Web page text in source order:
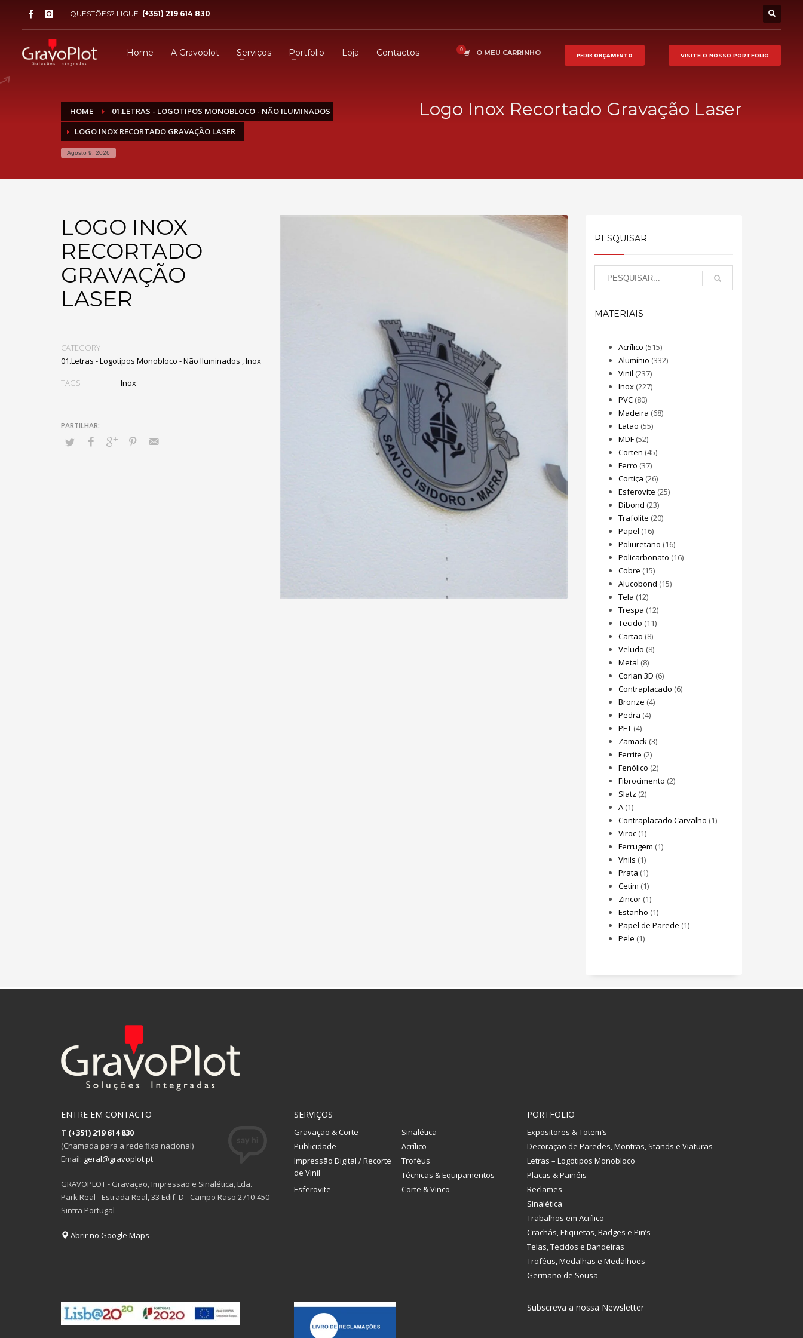
QUESTÕES? LIGUE: (+351) 219 614 830
Home A Gravoplot Serviços Portfolio Loja Contactos O MEU CARRINHO PEDIR ORÇAMENTO VISITE O NOSSO PORTFOLIO
HOME
01.LETRAS - LOGOTIPOS MONOBLOCO - NÃO ILUMINADOS
LOGO INOX RECORTADO GRAVAÇÃO LASER
Agosto 9, 2026
Logo Inox Recortado Gravação Laser
LOGO INOX
RECORTADO
GRAVAÇÃO
LASER
CATEGORY
01.Letras - Logotipos Monobloco - Não Iluminados ,Inox
TAGS Inox
PESQUISAR
MATERIAIS
Acrílico (515)
Alumínio (332)
Vinil (237)
Inox(227)
PVC(80)
Madeira (68)
Latão (55)
MDF(52)
Corten (45)
Ferro (37)
Cortiça (26)
Esferovite (25)
Dibond (23)
Trafolite (20)
Papel (16)
Poliuretano (16)
Policarbonato (16)
Cobre (15)
Alucobond (15)
Tela (12)
Trespa (12)
Tecido (11)
Cartão (8)
Veludo (8)
Metal (8)
Corian 3D (6)
Contraplacado (6)
Bronze (4)
Pedra (4)
PET(4)
Zamack(3)
Ferrite (2)
Fenólico (2)
Fibrocimento (2)
Slatz (2)
A(1)
Contraplacado Carvalho (1)
Viroc(1)
Ferrugem (1)
Vhils (1)
Prata (1)
Cetim (1)
Zincor(1)
Estanho (1)
Papel de Parede (1)
Pele (1)
ENTRE EM CONTACTO
T (+351) 219 614 830
(Chamada para a rede fixa nacional)
Email: geral@gravoplot.pt
GRAVOPLOT - Gravação, Impressão e Sinalética, Lda.
Park Real - Estrada Real, 33 Edif. D - Campo Raso 2710-450
Sintra Portugal
Abrir no Google Maps
SERVIÇOS
Gravação & Corte
Sinalética
Publicidade
Acrílico
Impressão Digital / Recorte
de Vinil
Troféus
Técnicas & Equipamentos
Esferovite
Corte & Vinco
PORTFOLIO
Expositores & Totem’s
Decoração de Paredes, Montras, Stands e Viaturas
Letras – Logotipos Monobloco
Placas & Painéis
Reclames
Sinalética
Trabalhos em Acrílico
Crachás, Etiquetas, Badges e Pin’s
Telas, Tecidos e Bandeiras
Troféus, Medalhas e Medalhões
Germano de Sousa
Subscreva a nossa Newsletter